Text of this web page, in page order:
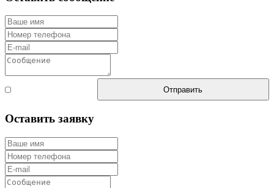
Отправить
Оставить заявку